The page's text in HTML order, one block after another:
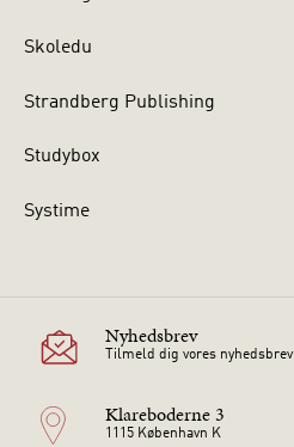
Skoledu
Strandberg Publishing
Studybox
Systime
Nyhedsbrev
Tilmeld dig vores nyhedsbrev
Klareboderne 3
1115 København K